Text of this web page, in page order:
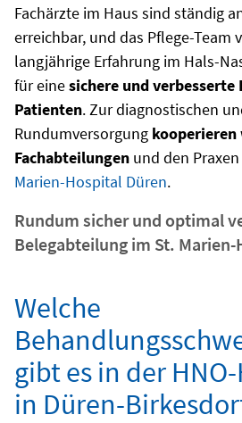
Fachärzte im Haus sind ständig
erreichbar, und das Pflege-Team
langjährige Erfahrung im Hals-
für einesichere und
Patienten. Zur diagnostischen
Rundumversorgung
Fachabteilungen und den
Marien-Hospital Düren.
Rundum sicher und optimal
Belegabteilung im St.
Welche
gibt es in der
in Düren-